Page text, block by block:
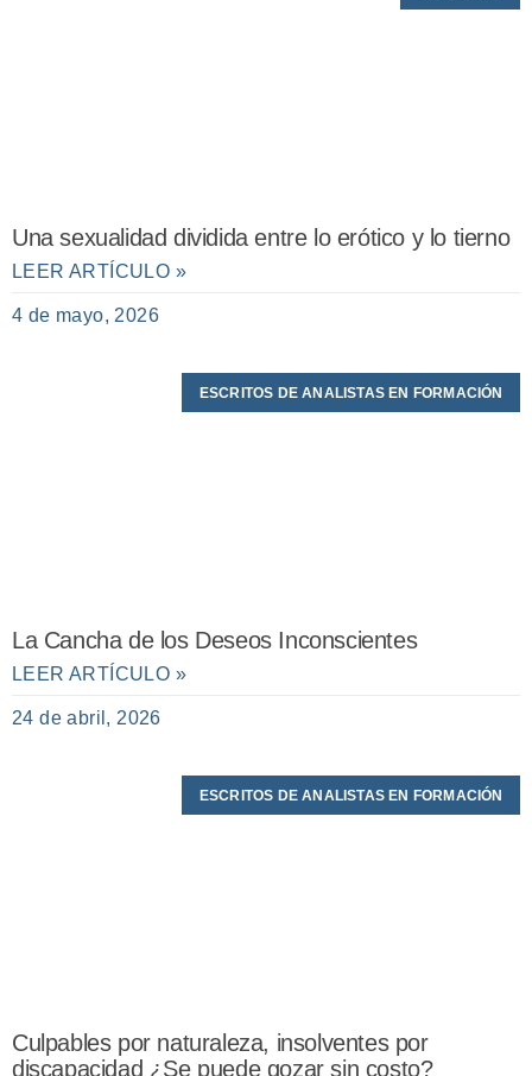
Una sexualidad dividida entre lo erótico y lo tierno
LEER ARTÍCULO »
4 de mayo, 2026
ESCRITOS DE ANALISTAS EN FORMACIÓN
La Cancha de los Deseos Inconscientes
LEER ARTÍCULO »
24 de abril, 2026
ESCRITOS DE ANALISTAS EN FORMACIÓN
Culpables por naturaleza, insolventes por
discapacidad ¿Se puede gozar sin costo?